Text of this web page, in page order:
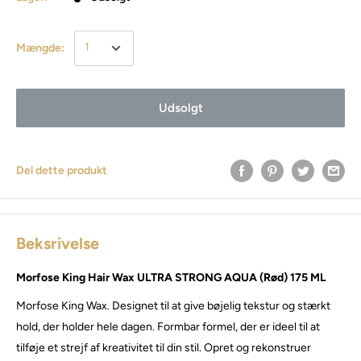
Mængde:
Udsolgt
Del dette produkt
Beksrivelse
Morfose King Hair Wax ULTRA STRONG AQUA (Rød) 175 ML
Morfose King Wax. Designet til at give bøjelig tekstur og stærkt
hold, der holder hele dagen. Formbar formel, der er ideel til at
tilføje et strejf af kreativitet til din stil. Opret og rekonstruer